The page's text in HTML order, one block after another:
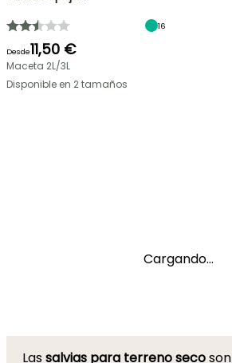
16
Desde11,50 €
Maceta 2L/3L
Disponible en 2 tamaños
Cargando...
Lassalvias para terreno secoson